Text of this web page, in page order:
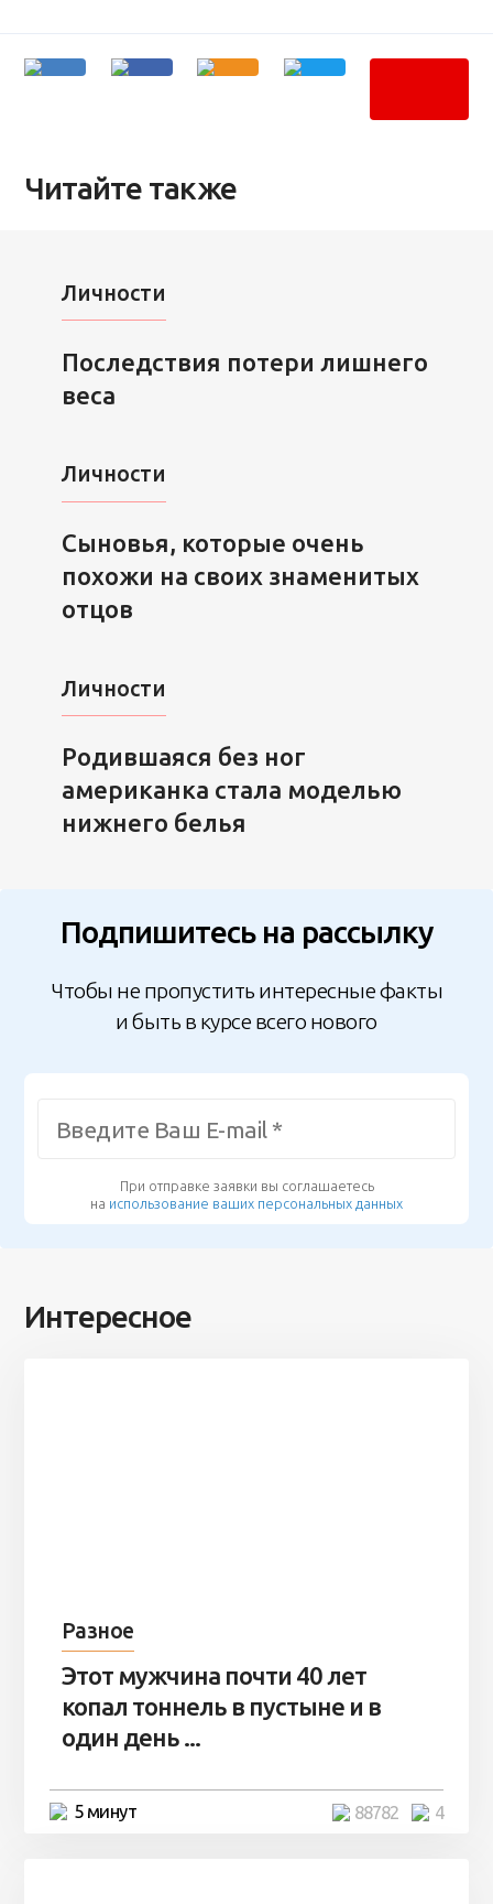
Читайте также
Личности
Последствия потери лишнего
веса
Личности
Сыновья, которые очень
похожи на своих знаменитых
отцов
Личности
Родившаяся без ног
американка стала моделью
нижнего белья
Подпишитесь на рассылку
Чтобы не пропустить интересные факты
и быть в курсе всего нового
При отправке заявки вы соглашаетесь
на использование ваших персональных данных
Интересное
Разное
Этот мужчина почти 40 лет
копал тоннель в пустыне и в
один день ...
5 минут 4
88782